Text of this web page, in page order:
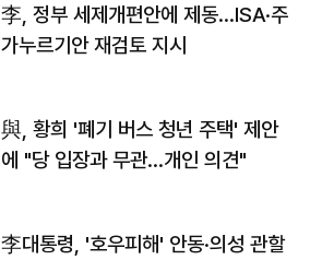
李, 정부 세제개편안에 제동…ISA·주
가누르기안 재검토 지시
與, 황희 '폐기 버스 청년 주택' 제안
에 "당 입장과 무관…개인 의견"
李대통령, '호우피해' 안동·의성 관할